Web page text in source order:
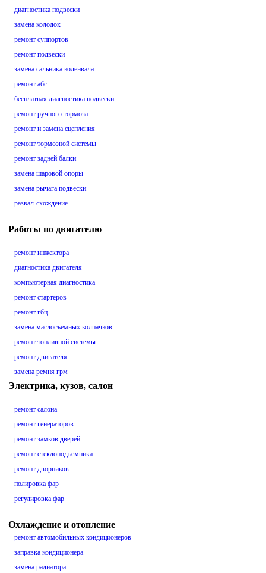
диагностика подвески
замена колодок
ремонт суппортов
ремонт подвески
замена сальника коленвала
ремонт абс
бесплатная диагностика подвески
ремонт ручного тормоза
ремонт и замена сцепления
ремонт тормозной системы
ремонт задней балки
замена шаровой опоры
замена рычага подвески
развал-схождение
Работы по двигателю
ремонт инжектора
диагностика двигателя
компьютерная диагностика
ремонт стартеров
ремонт гбц
замена маслосъемных колпачков
ремонт топливной системы
ремонт двигателя
замена ремня грм
Электрика, кузов, салон
ремонт салона
ремонт генераторов
ремонт замков дверей
ремонт стеклоподъемника
ремонт дворников
полировка фар
регулировка фар
Охлаждение и отопление
ремонт автомобильных кондиционеров
заправка кондиционера
замена радиатора